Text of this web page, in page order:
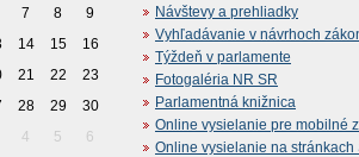
7 8
9
14 15
16
21 22
23
28 29
30
4 5 6
Návštevy a prehliadky
Vyhľadávanie v návrhoch
Týždeň v parlamente
Fotogaléria NR SR
Parlamentná knižnica
Online vysielanie pre mobilné
Online vysielanie na stránkach